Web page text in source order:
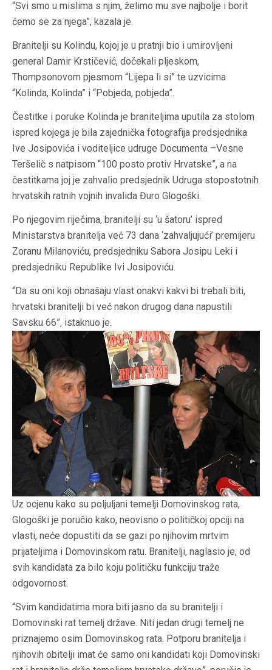
“Svi smo u mislima s njim, želimo mu sve najbolje i borit
ćemo se za njega”, kazala je.
Branitelji su Kolindu, kojoj je u pratnji bio i umirovljeni
general Damir Krstičević, dočekali pljeskom,
Thompsonovom pjesmom “Lijepa li si” te uzvicima
“Kolinda, Kolinda” i “Pobjeda, pobjeda”.
Čestitke i poruke Kolinda je braniteljima uputila za stolom
ispred kojega je bila zajednička fotografija predsjednika
Ive Josipovića i voditeljice udruge Documenta –Vesne
Teršelič s natpisom “100 posto protiv Hrvatske”, a na
čestitkama joj je zahvalio predsjednik Udruga stopostotnih
hrvatskih ratnih vojnih invalida Đuro Glogoški.
Po njegovim riječima, branitelji su ‘u šatoru’ ispred
Ministarstva branitelja već 73 dana ‘zahvaljujući’ premijeru
Zoranu Milanoviću, predsjedniku Sabora Josipu Leki i
predsjedniku Republike Ivi Josipoviću.
“Da su oni koji obnašaju vlast onakvi kakvi bi trebali biti,
hrvatski branitelji bi već nakon drugog dana napustili
Savsku 66”, istaknuo je.
Uz ocjenu kako su poljuljani temelji Domovinskog rata,
Glogoški je poručio kako, neovisno o političkoj opciji na
vlasti, neće dopustiti da se gazi po njihovim mrtvim
prijateljima i Domovinskom ratu. Branitelji, naglasio je, od
svih kandidata za bilo koju političku funkciju traže
odgovornost.
“Svim kandidatima mora biti jasno da su branitelji i
Domovinski rat temelj države. Niti jedan drugi temelj ne
priznajemo osim Domovinskog rata. Potporu branitelja i
njihovih obitelji imat će samo oni kandidati koji Domovinski